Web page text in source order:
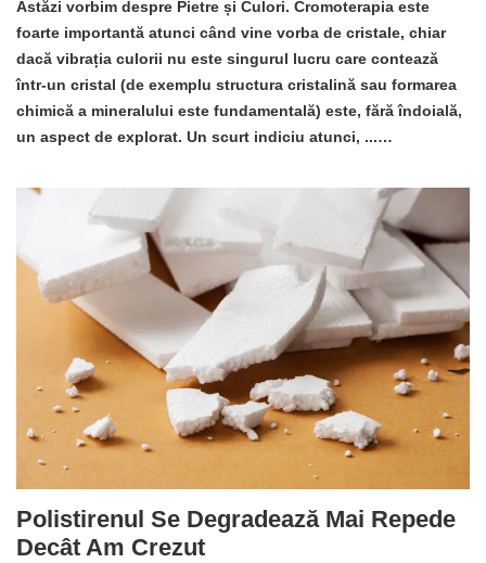
Astăzi vorbim despre Pietre și Culori. Cromoterapia este
foarte importantă atunci când vine vorba de cristale, chiar
dacă vibrația culorii nu este singurul lucru care contează
într-un cristal (de exemplu structura cristalină sau formarea
chimică a mineralului este fundamentală) este, fără îndoială,
un aspect de explorat. Un scurt indiciu atunci, ...…
Polistirenul Se Degradează Mai Repede
Decât Am Crezut